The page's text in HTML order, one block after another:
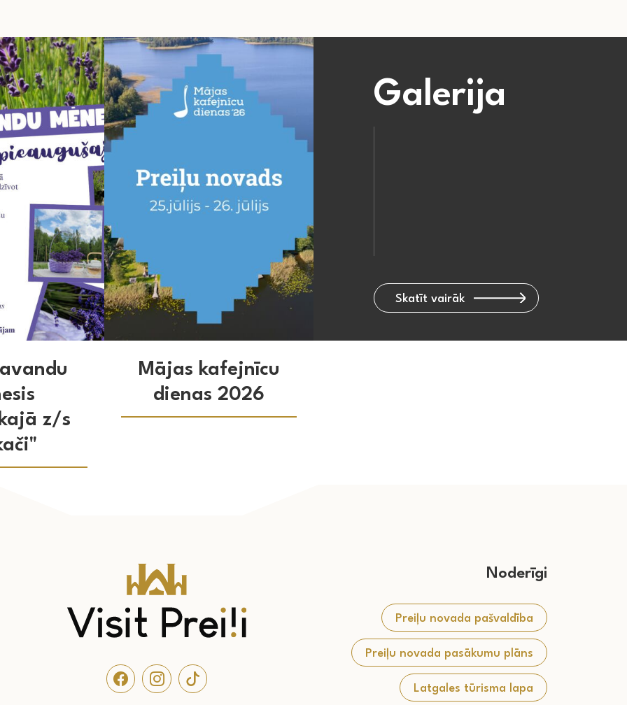
z/s
Mājas kafejnīcu
dienas 2026
Galerija
Skatīt vairāk
Noderīgi
Preiļu novada pašvaldība
Preiļu novada pasākumu plāns
Latgales tūrisma lapa